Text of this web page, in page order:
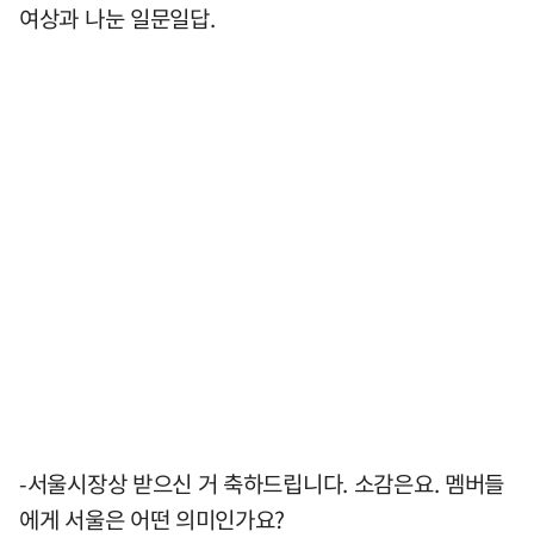
여상과 나눈 일문일답.
-서울시장상 받으신 거 축하드립니다. 소감은요. 멤버들
에게 서울은 어떤 의미인가요?